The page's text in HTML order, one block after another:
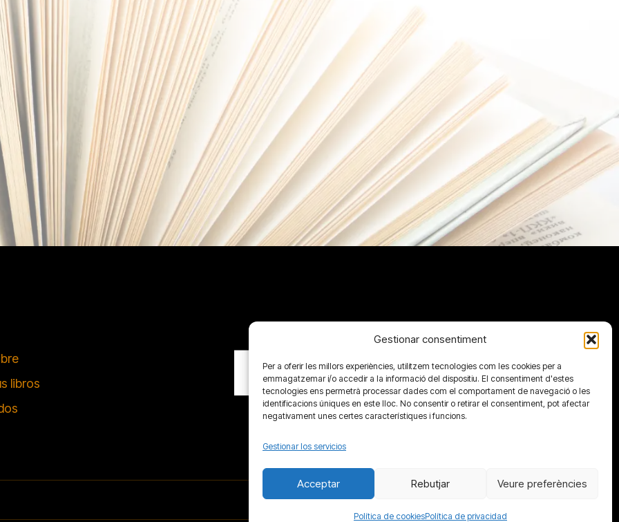
Gestionar consentiment
Per a oferir les millors experiències, utilitzem tecnologies com les cookies per a
emmagatzemar i/o accedir a la informació del dispositiu. El consentiment d'estes
tecnologies ens permetrà processar dades com el comportament de navegació o les
identificacions úniques en este lloc. No consentir o retirar el consentiment, pot afectar
negativament unes certes característiques i funcions.
Gestionar los servicios
Acceptar Rebutjar Veure preferències
Política de cookiesPolítica de privacidad
libros